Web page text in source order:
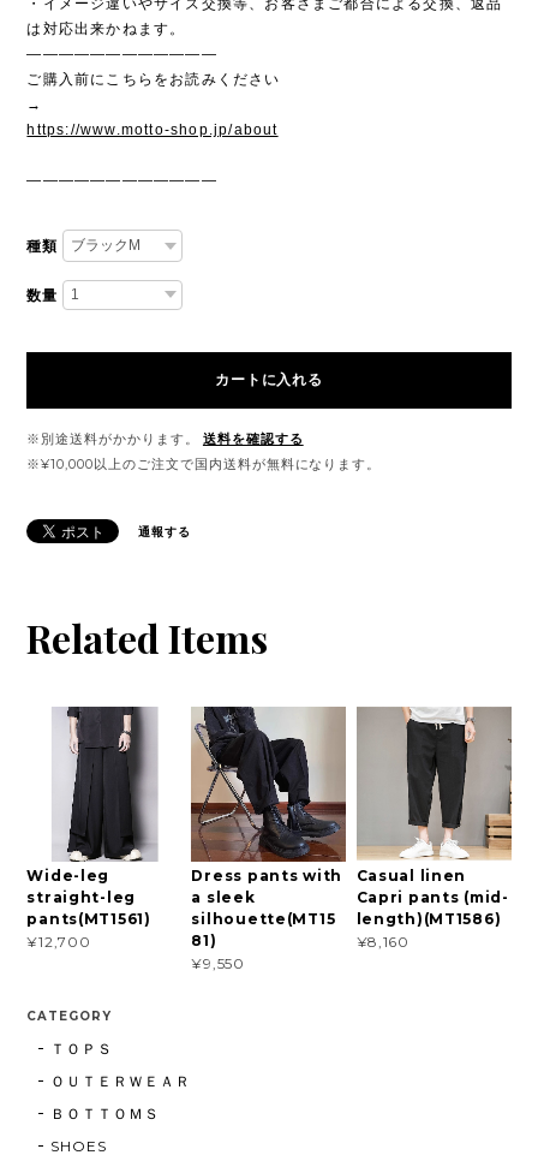
は対応出来かねます。
————————————
ご購入前にこちらをお読みください
→
https://www.motto-shop.jp/about
————————————
種類
数量
カートに入れる
※別途送料がかかります。
送料を確認する
※¥10,000以上のご注文で国内送料が無料になります。
通報する
Related Items
Wide-leg
straight-leg
pants(MT1561)
¥12,700
Dress pants with
a sleek
silhouette(MT15
81)
¥9,550
Casual linen
Capri pants (mid-
length)(MT1586)
¥8,160
CATEGORY
ＴＯＰＳ
ＯＵＴＥＲＷＥＡＲ
ＢＯＴＴＯＭＳ
SHOES